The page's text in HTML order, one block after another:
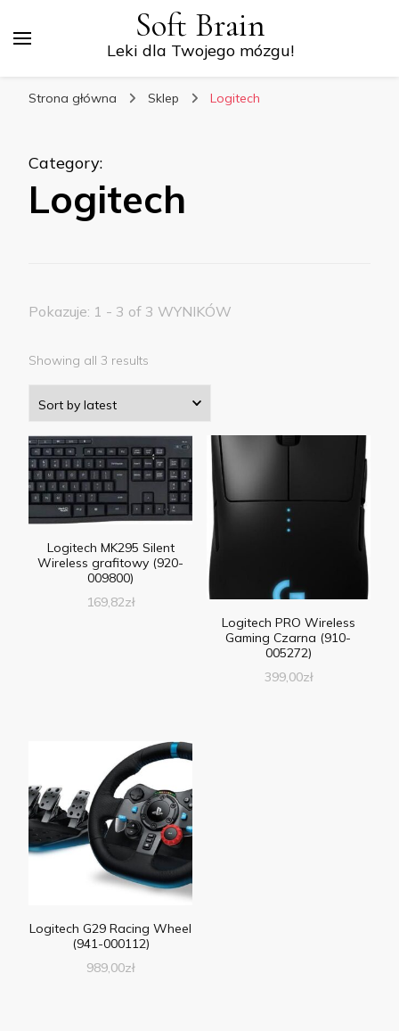
Soft Brain
Leki dla Twojego mózgu!
Strona główna Sklep Logitech
Category:
Logitech
Pokazuje: 1 - 3 of 3 WYNIKÓW
Showing all 3 results
Logitech MK295 Silent
Wireless grafitowy (920-
009800)
169,82zł
Logitech PRO Wireless
Gaming Czarna (910-
005272)
399,00zł
Logitech G29 Racing Wheel
(941-000112)
989,00zł